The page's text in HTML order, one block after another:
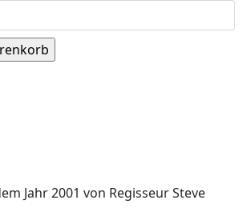
Jahr 2001 von Regisseur Steve